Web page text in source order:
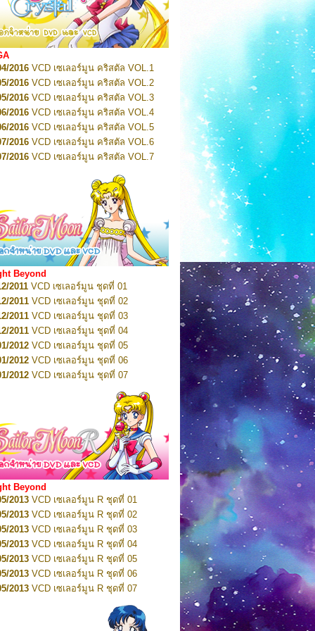
Pretty Guardian Sailor Moon Eternal
1
Pretty Guardian Sailor Moon Eternal
2
Pretty Guardian Sailor Moon Eternal
3
Pretty Guardian Sailor Moon Eternal
4
Pretty Guardian Sailor Moon Eternal
5
Pretty Guardian Sailor Moon Eternal
6
Pretty Guardian Sailor Moon Eternal
7
Pretty Guardian Sailor Moon Eternal
Pretty Guardian Sailor Moon Eternal
Pretty Guardian Sailor Moon Eternal
10
2026Code Name: Sailor V 1
2026Code Name: Sailor V 2
2016 VCD เซเลอร์มูน คริสตัล VOL.1
2016 VCD เซเลอร์มูน คริสตัล VOL.2
2016 VCD เซเลอร์มูน คริสตัล VOL.3
2016 VCD เซเลอร์มูน คริสตัล VOL.4
2016 VCD เซเลอร์มูน คริสตัล VOL.5
2016 VCD เซเลอร์มูน คริสตัล VOL.6
2016 VCD เซเลอร์มูน คริสตัล VOL.7
VCD เซเลอร์มูน คริสตัล VOL.9
VCD เซเลอร์มูน คริสตัล VOL.10
2016
VCD เซเลอร์มูน คริสตัล VOL.11
2016VCD เซเลอร์มูน คริสตัล VOL.12
2016VCD เซเลอร์มูน คริสตัล VOL.13
2016 DVD เซเลอร์มูน คริสตัล VOL.1
2016DVD เซเลอร์มูน คริสตัล VOL.2
2016 DVD เซเลอร์มูน คริสตัล VOL.3
2016 DVD เซเลอร์มูน คริสตัล VOL.4
2016 DVD เซเลอร์มูน คริสตัล VOL.5
2016 DVD เซเลอร์มูน คริสตัล VOL.6
2016DVD เซเลอร์มูน คริสตัล VOL.7
2016DVD เซเลอร์มูน คริสตัล VOL.8
2017 DVD เซเลอร์มูน คริสตัล Box-Set
Beyond
2011 VCD เซเลอร์มูน ชุดที่ 01
2011 VCD เซเลอร์มูน ชุดที่ 02
2011 VCD เซเลอร์มูน ชุดที่ 03
2011 VCD เซเลอร์มูน ชุดที่ 04
2012 VCD เซเลอร์มูน ชุดที่ 05
2012 VCD เซเลอร์มูน ชุดที่ 06
2012 VCD เซเลอร์มูน ชุดที่ 07
VCD เซเลอร์มูน ชุดที่ 08
VCD เซเลอร์มูน ชุดที่ 09
VCD เซเลอร์มูน ชุดที่ 10
2012VCD เซเลอร์มูน ชุดที่ 11
2012VCD เซเลอร์มูน ชุดที่ 12
2012VCD เซเลอร์มูน ชุดที่ 13
2012VCD เซเลอร์มูน ชุดที่ 14
2012 VCD เซเลอร์มูน ชุดที่ 15
VCD เซเลอร์มูน ชุดที่ 16
VCD เซเลอร์มูน ชุดที่ 17
VCD เซเลอร์มูน ชุดที่ 18
VCD เซเลอร์มูน ชุดที่ 19
VCD เซเลอร์มูน ชุดที่ 20
VCD เซเลอร์มูน ชุดที่ 21
VCD เซเลอร์มูน ชุดที่ 22
VCD เซเลอร์มูน ชุดที่ 23
DVD เซเลอร์มูน ชุดที่ 01
Beyond
2013 VCD เซเลอร์มูน R ชุดที่ 01
2013 VCD เซเลอร์มูน R ชุดที่ 02
2013 VCD เซเลอร์มูน R ชุดที่ 03
2013 VCD เซเลอร์มูน R ชุดที่ 04
2013 VCD เซเลอร์มูน R ชุดที่ 05
2013 VCD เซเลอร์มูน R ชุดที่ 06
2013 VCD เซเลอร์มูน R ชุดที่ 07
VCD เซเลอร์มูน R ชุดที่ 08
VCD เซเลอร์มูน R ชุดที่ 09